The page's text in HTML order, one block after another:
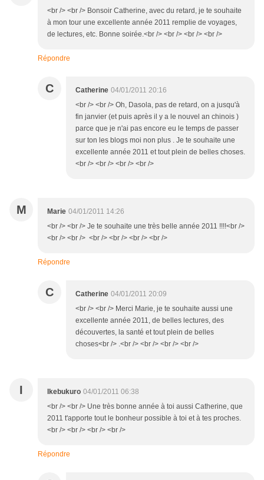
<br /> <br /> Bonsoir Catherine, avec du retard, je te souhaite
à mon tour une excellente année 2011 remplie de voyages,
de lectures, etc. Bonne soirée.<br /> <br /> <br /> <br />
Répondre
C Catherine 04/01/2011 20:16
<br /> <br /> Oh, Dasola, pas de retard, on a jusqu'à
fin janvier (et puis après il y a le nouvel an chinois )
parce que je n'ai pas encore eu le temps de passer
sur ton les blogs moi non plus . Je te souhaite une
excellente année 2011 et tout plein de belles choses.
<br /> <br /> <br /> <br />
M Marie 04/01/2011 14:26
<br /> <br /> Je te souhaite une très belle année 2011 !!!!<br />
<br /> <br /> <br /> <br /> <br /> <br />
Répondre
C Catherine 04/01/2011 20:09
<br /> <br /> Merci Marie, je te souhaite aussi une
excellente année 2011, de belles lectures, des
découvertes, la santé et tout plein de belles
choses<br /> .<br /> <br /> <br /> <br />
I Ikebukuro 04/01/2011 06:38
<br /> <br /> Une très bonne année à toi aussi Catherine, que
2011 t'apporte tout le bonheur possible à toi et à tes proches.
<br /> <br /> <br /> <br />
Répondre